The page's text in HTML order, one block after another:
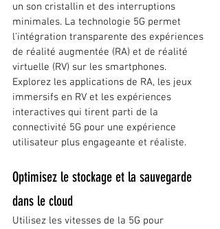
un son cristallin et des interruptions
minimales. La technologie 5G permet
l'intégration transparente des expériences
de réalité augmentée (RA) et de réalité
virtuelle (RV) sur les smartphones.
Explorez les applications de RA, les jeux
immersifs en RV et les expériences
interactives qui tirent parti de la
connectivité 5G pour une expérience
utilisateur plus engageante et réaliste.
Optimisez le stockage et la sauvegarde
dans le cloud
Utilisez les vitesses de la 5G pour